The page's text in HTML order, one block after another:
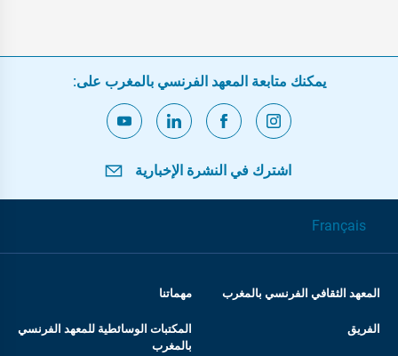
يمكنك متابعة المعهد الفرنسي بالمغرب على:
اشترك في النشرة الإخبارية
Français
المعهد الثقافي الفرنسي بالمغرب مهماتنا
الفريق
المكتبات الوسائطية للمعهد الفرنسي
بالمغرب